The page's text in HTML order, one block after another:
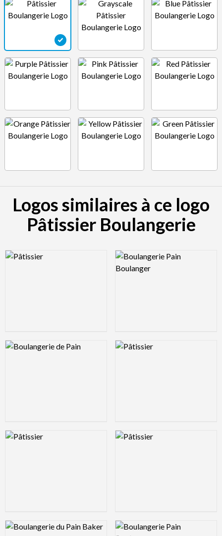
Logos similaires à ce logo
Pâtissier Boulangerie
Logo Preview Image Logo Preview Image
Logo Preview Image Logo Preview Image
Logo Preview Image Logo Preview Image
Logo Preview Image Logo Preview Image